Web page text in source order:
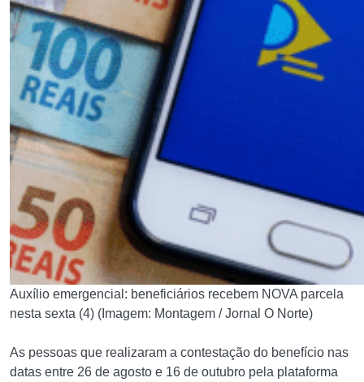
Auxílio emergencial: beneficiários recebem NOVA parcela
nesta sexta (4) (Imagem: Montagem / Jornal O Norte)
As pessoas que realizaram a contestação do benefício nas
datas entre 26 de agosto e 16 de outubro pela plataforma